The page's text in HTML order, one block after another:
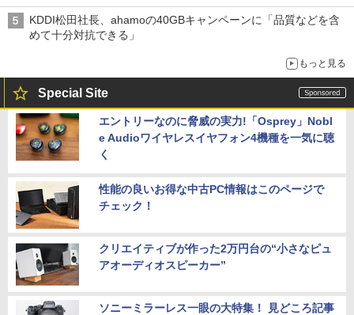
穴と楽天モバイルの課題
KDDI松田社長、ahamoの40GBキャンペーンに「品質などを含
めて十分対抗できる」
もっと見る
Special Site
エントリーなのに脅威の実力!「Osprey」Nobl
e Audioワイヤレスイヤフォン4機種を一気に聴
く
性能の良いお得な中古PC情報はこのページで
チェック！
クリエイティブが作った2万円台の“小さなピュ
アオーディオスピーカー”
ソニーミラーレス一眼の大特集！ 見どころ記事